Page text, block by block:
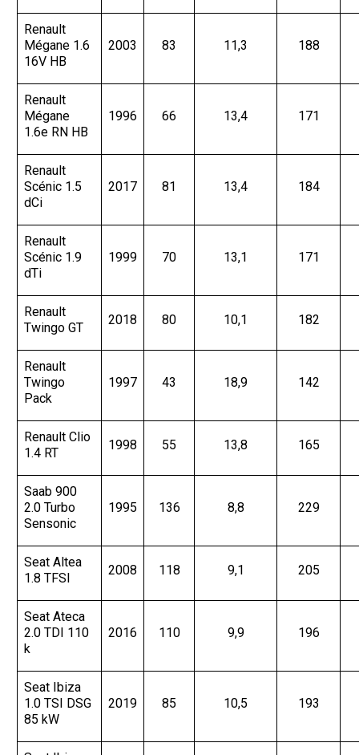
Renault
Mégane 1.6
16V HB
2003 83 11,3 188
Renault
Mégane
1.6e RN HB
1996 66 13,4 171
Renault
Scénic 1.5
dCi
2017 81 13,4 184
Renault
Scénic 1.9
dTi
1999 70 13,1 171
Renault
Twingo GT
2018 80 10,1 182
Renault
Twingo
Pack
1997 43 18,9 142
Renault Clio
1.4 RT
1998 55 13,8 165
Saab 900
2.0 Turbo
Sensonic
1995 136 8,8 229
Seat Altea
1.8 TFSI
2008 118 9,1 205
Seat Ateca
2.0 TDI 110
k
2016 110 9,9 196
Seat Ibiza
1.0 TSI DSG
85 kW
2019 85 10,5 193